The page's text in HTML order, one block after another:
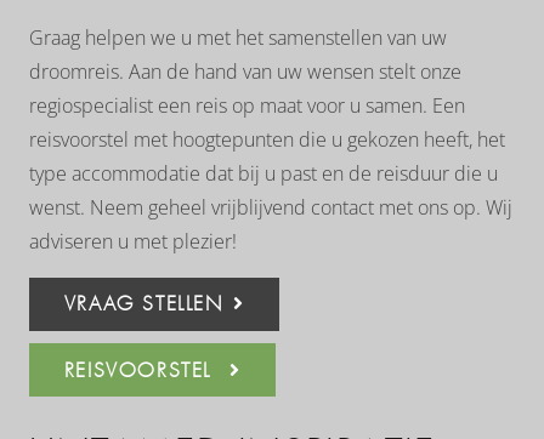
Graag helpen we u met het samenstellen van uw
droomreis. Aan de hand van uw wensen stelt onze
regiospecialist een reis op maat voor u samen. Een
reisvoorstel met hoogtepunten die u gekozen heeft, het
type accommodatie dat bij u past en de reisduur die u
wenst. Neem geheel vrijblijvend contact met ons op. Wij
adviseren u met plezier!
VRAAG STELLEN
REISVOORSTEL